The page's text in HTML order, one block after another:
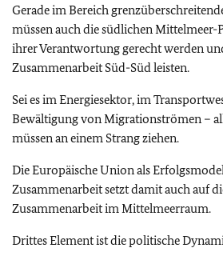
Gerade im Bereich
müssen auch die südlichen
ihrer Verantwortung gerecht werden
Zusammenarbeit Süd-Süd leisten.
Sei es im Energiesektor, im
Bewältigung von Migrationströmen –
müssen an einem Strang ziehen.
Die Europäische Union als
Zusammenarbeit setzt damit auch auf
Zusammenarbeit im Mittelmeerraum.
Drittes Element ist die politische